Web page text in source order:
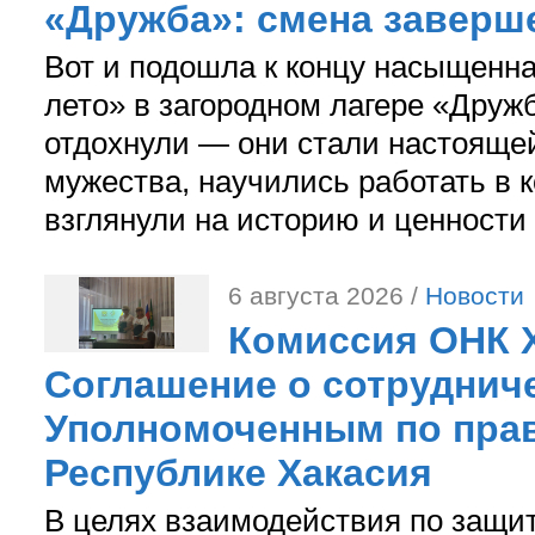
«Дружба»: смена
Вот и подошла к концу
лето» в загородном лагере
отдохнули — они стали
мужества, научились работать в
взглянули на историю и
6 августа 2026 / Новости
Комиссия ОНК
Соглашение о
Уполномоченным по
Республике Хакасия
В целях взаимодействия по